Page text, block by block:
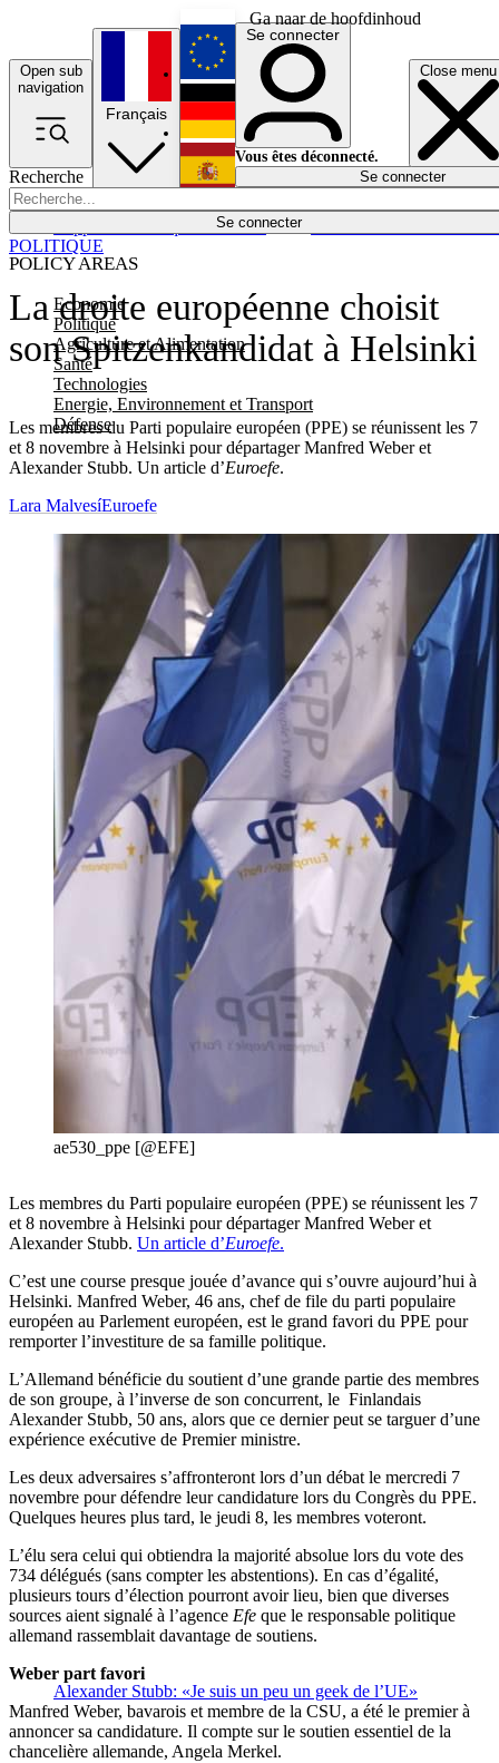
Ga naar de hoofdinhoud
Open sub
navigation
Close menu
Recherche
Se connecter
POLICY AREAS
Economie
Politique
Agriculture et Alimentation
Santé
Technologies
Energie, Environnement et Transport
Défense
Économie
Français
English
Deutsch
Español
Se connecter
Vous êtes déconnecté.
Se connecter
La droite européenne choisit
son Spitzenkandidat à Helsinki
Les membres du Parti populaire européen (PPE) se réunissent les 7
et 8 novembre à Helsinki pour départager Manfred Weber et
Alexander Stubb. Un article d’Euroefe.
POLITIQUE
Lara MalvesíEuroefe
ae530_ppe [@EFE]
Les membres du Parti populaire européen (PPE) se réunissent les 7
et 8 novembre à Helsinki pour départager Manfred Weber et
Alexander Stubb. Un article d’Euroefe.
C’est une course presque jouée d’avance qui s’ouvre aujourd’hui à
Helsinki. Manfred Weber, 46 ans, chef de file du parti populaire
européen au Parlement européen, est le grand favori du PPE pour
remporter l’investiture de sa famille politique.
L’Allemand bénéficie du soutient d’une grande partie des membres
de son groupe, à l’inverse de son concurrent, le Finlandais
Alexander Stubb, 50 ans, alors que ce dernier peut se targuer d’une
expérience exécutive de Premier ministre.
Les deux adversaires s’affronteront lors d’un débat le mercredi 7
novembre pour défendre leur candidature lors du Congrès du PPE.
Quelques heures plus tard, le jeudi 8, les membres voteront.
L’élu sera celui qui obtiendra la majorité absolue lors du vote des
734 délégués (sans compter les abstentions). En cas d’égalité,
plusieurs tours d’élection pourront avoir lieu, bien que diverses
sources aient signalé à l’agence Efe que le responsable politique
allemand rassemblait davantage de soutiens.
Alexander Stubb: «Je suis un peu un geek de l’UE»
Weber part favori
Manfred Weber, bavarois et membre de la CSU, a été le premier à
annoncer sa candidature. Il compte sur le soutien essentiel de la
chancelière allemande, Angela Merkel.